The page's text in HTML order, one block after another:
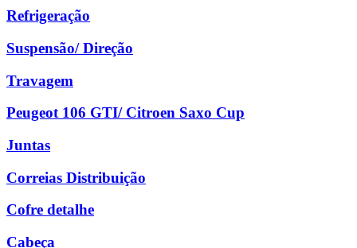
Refrigeração
Suspensão/ Direção
Travagem
Peugeot 106 GTI/ Citroen Saxo Cup
Juntas
Correias Distribuição
Cofre detalhe
Cabeça